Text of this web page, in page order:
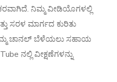
ನಿಮ್ಮ ವೀಡಿಯೊಗಳಲ್ಲಿ
ಸರಳ ಮಾರ್ಗದ ಕುರಿತು
ತಮ್ಮ ಚಾನಲ್ ಬೆಳೆಯಲು ಸಹಾಯ
ನಲ್ಲಿ ವೀಕ್ಷಣೆಗಳನ್ನು